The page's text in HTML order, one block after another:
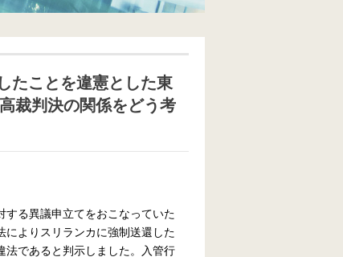
たことを違憲とした東
裁判決の関係をどう考
る異議申立てをおこなっていた
よりスリランカに強制送還した
法であると判示しました。入管行